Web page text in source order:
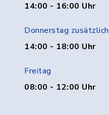
14:00 - 16:00 Uhr
Donnerstag zusätzlich
14:00 - 18:00 Uhr
Freitag
08:00 - 12:00 Uhr